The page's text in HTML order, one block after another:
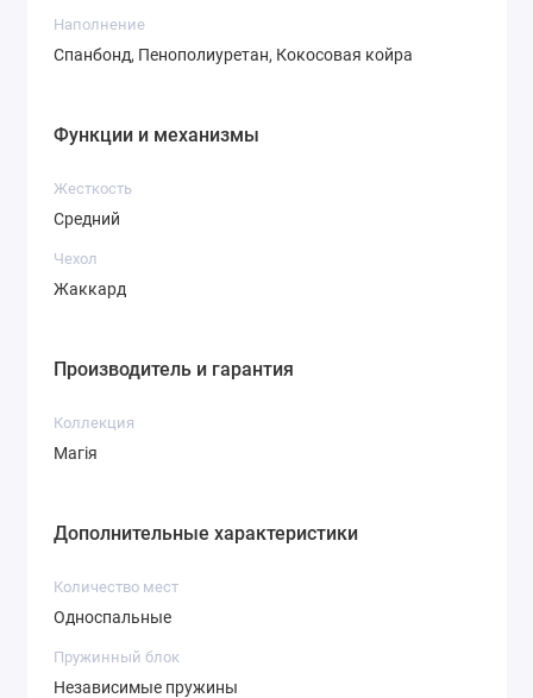
Наполнение
Спанбонд, Пенополиуретан, Кокосовая койра
Функции и механизмы
Жесткость
Средний
Чехол
Жаккард
Производитель и гарантия
Коллекция
Магія
Дополнительные характеристики
Количество мест
Односпальные
Пружинный блок
Независимые пружины